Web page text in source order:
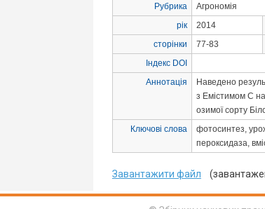
Рубрика
Агрономія
рік
2014
сторінки
77-83
Індекс DOI
Аннотація
Наведено
з Емістимом С на
озимої сорту
Ключові слова
фотосинтез,
пероксидаза,
Завантажити файл